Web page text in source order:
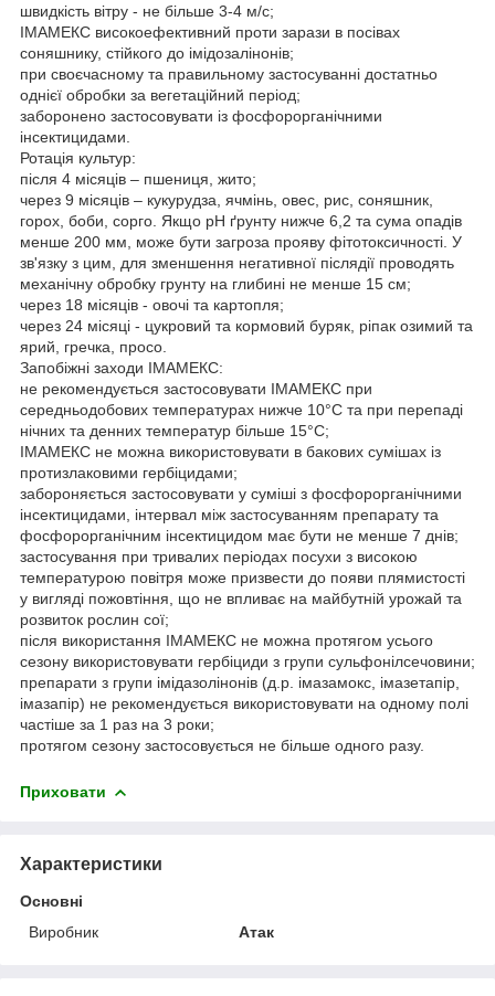
швидкість вітру - не більше 3-4 м/с;
ІМАМЕКС високоефективний проти зарази в посівах
соняшнику, стійкого до імідозалінонів;
при своєчасному та правильному застосуванні достатньо
однієї обробки за вегетаційний період;
заборонено застосовувати із фосфорорганічними
інсектицидами.
Ротація культур:
після 4 місяців – пшениця, жито;
через 9 місяців – кукурудза, ячмінь, овес, рис, соняшник,
горох, боби, сорго. Якщо рН ґрунту нижче 6,2 та сума опадів
менше 200 мм, може бути загроза прояву фітотоксичності. У
зв'язку з цим, для зменшення негативної післядії проводять
механічну обробку грунту на глибині не менше 15 см;
через 18 місяців - овочі та картопля;
через 24 місяці - цукровий та кормовий буряк, ріпак озимий та
ярий, гречка, просо.
Запобіжні заходи ІМАМЕКС:
не рекомендується застосовувати ІМАМЕКС при
середньодобових температурах нижче 10°С та при перепаді
нічних та денних температур більше 15°С;
ІМАМЕКС не можна використовувати в бакових сумішах із
протизлаковими гербіцидами;
забороняється застосовувати у суміші з фосфорорганічними
інсектицидами, інтервал між застосуванням препарату та
фосфорорганічним інсектицидом має бути не менше 7 днів;
застосування при тривалих періодах посухи з високою
температурою повітря може призвести до появи плямистості
у вигляді пожовтіння, що не впливає на майбутній урожай та
розвиток рослин сої;
після використання ІМАМЕКС не можна протягом усього
сезону використовувати гербіциди з групи сульфонілсечовини;
препарати з групи імідазолінонів (д.р. імазамокс, імазетапір,
імазапір) не рекомендується використовувати на одному полі
частіше за 1 раз на 3 роки;
протягом сезону застосовується не більше одного разу.
Приховати
Характеристики
Основні
Виробник
Атак